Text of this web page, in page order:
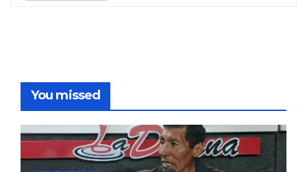
You missed